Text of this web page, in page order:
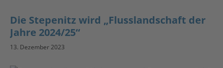
Die Stepenitz wird „Flusslandschaft der
Jahre 2024/25“
13. Dezember 2023